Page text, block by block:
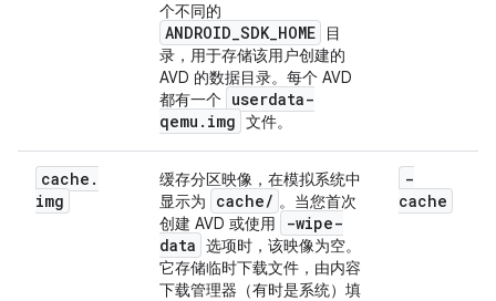
个不同的
ANDROID_SDK_HOME
目
录，用于存储该用户创建的
AVD 的数据目录。每个 AVD
都有一个 userdata-
qemu.img 文件。
cache .
img
缓存分区映像，在模拟系统中
显示为
cache/ 。当您首次
创建 AVD 或使用
-wipe-
data 选项时，该映像为空。
它存储临时下载文件，由内容
下载管理器（有时是系统）填
-
cache